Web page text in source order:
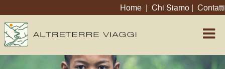
Home | Chi Siamo | Contatti